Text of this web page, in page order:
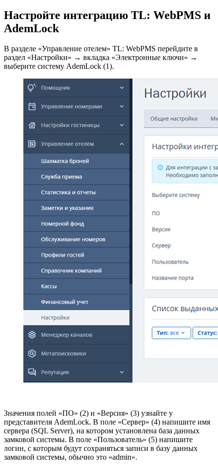
Настройте интеграцию TL: WebPMS и
AdemLock
В разделе «Управление отелем» TL: WebPMS перейдите в
раздел «Настройки» → вкладка «Электронные ключи» →
выберите систему AdemLock (1).
Значения полей «ПО» (2) и «Версия» (3) узнайте у
представителя AdemLock. В поле «Сервер» (4) напишите имя
сервера (SQL Server), на котором установлена база данных
замковой системы. В поле «Пользователь» (5) напишите
логин, с которым будут сохраняться записи в базу данных
замковой системы, обычно это «admin».